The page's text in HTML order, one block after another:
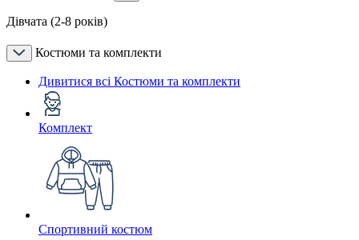
Дівчата (2-8 років)
Костюми та комплекти
Дивитися всі Костюми та комплекти
Комплект
Спортивний костюм